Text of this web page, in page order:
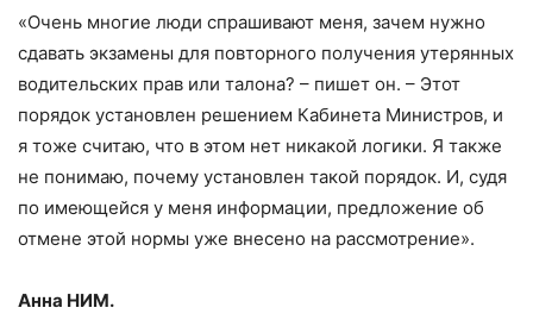
«Очень многие люди спрашивают меня, зачем нужно
сдавать экзамены для повторного получения утерянных
водительских прав или талона? – пишет он. – Этот
порядок установлен решением Кабинета Министров, и
я тоже считаю, что в этом нет никакой логики. Я также
не понимаю, почему установлен такой порядок. И, судя
по имеющейся у меня информации, предложение об
отмене этой нормы уже внесено на рассмотрение».
Анна НИМ.